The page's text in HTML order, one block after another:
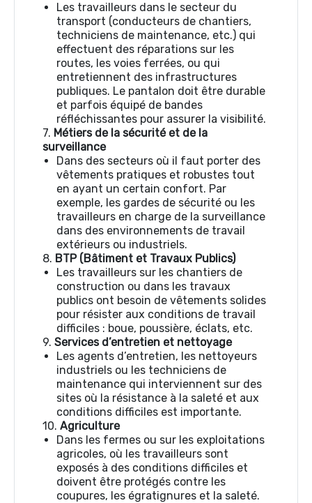
Les travailleurs dans le secteur du
transport (conducteurs de chantiers,
techniciens de maintenance, etc.) qui
effectuent des réparations sur les
routes, les voies ferrées, ou qui
entretiennent des infrastructures
publiques. Le pantalon doit être durable
et parfois équipé de bandes
réfléchissantes pour assurer la visibilité.
7. Métiers de la sécurité et de la
surveillance
Dans des secteurs où il faut porter des
vêtements pratiques et robustes tout
en ayant un certain confort. Par
exemple, les gardes de sécurité ou les
travailleurs en charge de la surveillance
dans des environnements de travail
extérieurs ou industriels.
8. BTP (Bâtiment et Travaux Publics)
Les travailleurs sur les chantiers de
construction ou dans les travaux
publics ont besoin de vêtements solides
pour résister aux conditions de travail
difficiles : boue, poussière, éclats, etc.
9. Services d’entretien et nettoyage
Les agents d’entretien, les nettoyeurs
industriels ou les techniciens de
maintenance qui interviennent sur des
sites où la résistance à la saleté et aux
conditions difficiles est importante.
10. Agriculture
Dans les fermes ou sur les exploitations
agricoles, où les travailleurs sont
exposés à des conditions difficiles et
doivent être protégés contre les
coupures, les égratignures et la saleté.